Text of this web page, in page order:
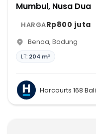
Mumbul, Nusa Dua
HARGARp800 juta
Benoa, Badung
LT: 204 m²
Harcourts 168 Bali